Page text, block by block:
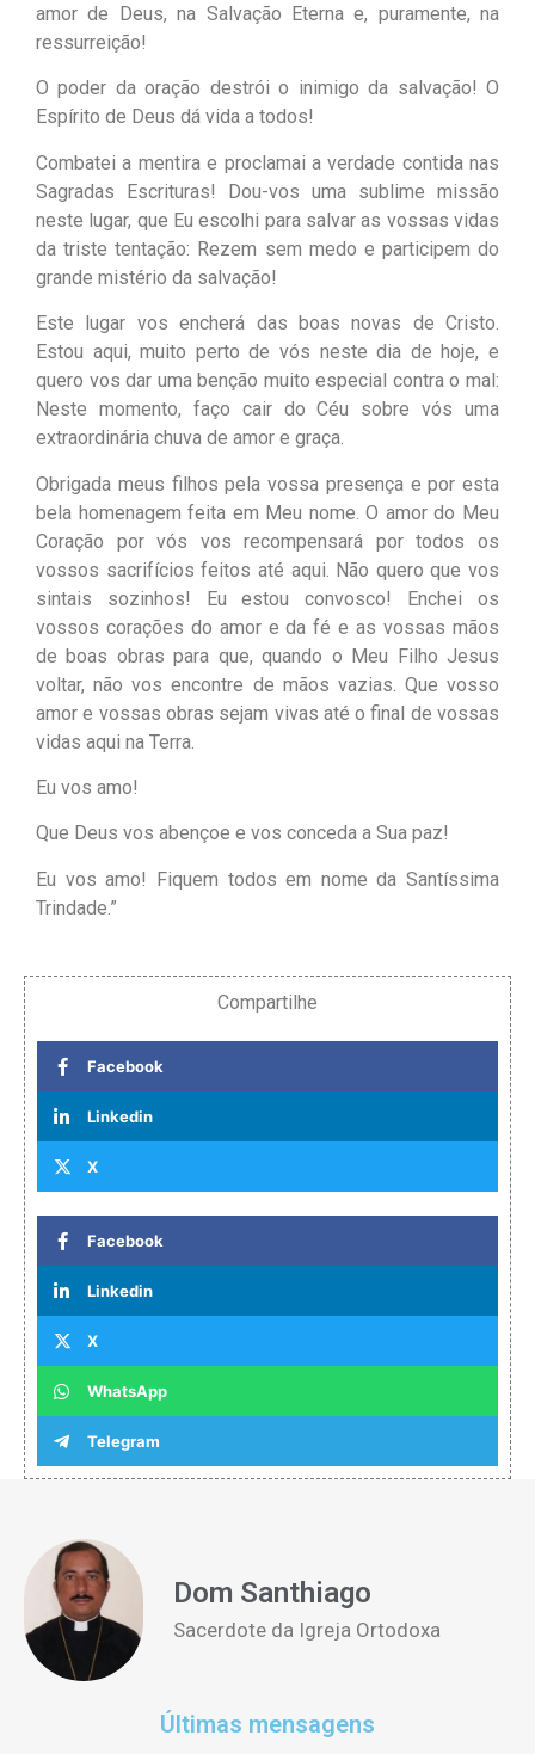
amor de Deus, na Salvação Eterna e, puramente, na
ressurreição!
O poder da oração destrói o inimigo da salvação! O
Espírito de Deus dá vida a todos!
Combatei a mentira e proclamai a verdade contida nas
Sagradas Escrituras! Dou-vos uma sublime missão
neste lugar, que Eu escolhi para salvar as vossas vidas
da triste tentação: Rezem sem medo e participem do
grande mistério da salvação!
Este lugar vos encherá das boas novas de Cristo.
Estou aqui, muito perto de vós neste dia de hoje, e
quero vos dar uma benção muito especial contra o mal:
Neste momento, faço cair do Céu sobre vós uma
extraordinária chuva de amor e graça.
Obrigada meus filhos pela vossa presença e por esta
bela homenagem feita em Meu nome. O amor do Meu
Coração por vós vos recompensará por todos os
vossos sacrifícios feitos até aqui. Não quero que vos
sintais sozinhos! Eu estou convosco! Enchei os
vossos corações do amor e da fé e as vossas mãos
de boas obras para que, quando o Meu Filho Jesus
voltar, não vos encontre de mãos vazias. Que vosso
amor e vossas obras sejam vivas até o final de vossas
vidas aqui na Terra.
Eu vos amo!
Que Deus vos abençoe e vos conceda a Sua paz!
Eu vos amo! Fiquem todos em nome da Santíssima
Trindade.”
Compartilhe
Facebook
Linkedin
X
Facebook
Linkedin
X
WhatsApp
Telegram
Dom Santhiago
Sacerdote da Igreja Ortodoxa
Últimas mensagens